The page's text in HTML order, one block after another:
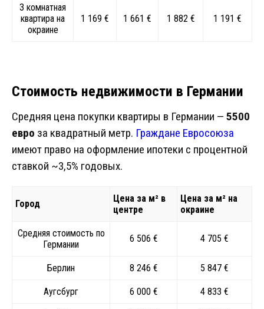
3 комнатная
квартира на
окраине
1 169 € 1 661 € 1 882 € 1 191 €
Стоимость недвижимости в Германии
Средняя цена покупки квартиры в Германии — 5500
евро за квадратный метр. Граждане Евросоюза
имеют право на оформление ипотеки с процентной
ставкой ~3,5% годовых.
Город
Цена за м² в
центре
Цена за м² на
окраине
Средняя стоимость по
Германии
6 506 € 4 705 €
Берлин 8 246 € 5 847 €
Аугсбург 6 000 € 4 833 €